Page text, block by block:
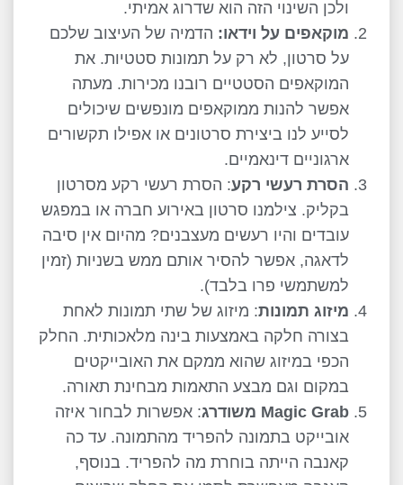
ולכן השינוי הזה הוא שדרוג אמיתי.
מוקאפים על וידאו: הדמיה של העיצוב שלכם
על סרטון, לא רק על תמונות סטטיות. את
המוקאפים הסטטיים רובנו מכירות. מעתה
אפשר להנות ממוקאפים מונפשים שיכולים
לסייע לנו ביצירת סרטונים או אפילו תקשורים
ארגוניים דינאמיים.
הסרת רעשי רקע: הסרת רעשי רקע מסרטון
בקליק. צילמנו סרטון באירוע חברה או במפגש
עובדים והיו רעשים מעצבנים? מהיום אין סיבה
לדאגה, אפשר להסיר אותם ממש בשניות (זמין
למשתמשי פרו בלבד).
מיזוג תמונות: מיזוג של שתי תמונות לאחת
בצורה חלקה באמצעות בינה מלאכותית. החלק
הכפי במיזוג שהוא ממקם את האובייקטים
במקום וגם מבצע התאמות מבחינת תאורה.
Magic Grab משודרג: אפשרות לבחור איזה
אובייקט בתמונה להפריד מהתמונה. עד כה
קאנבה הייתה בוחרת מה להפריד. בנוסף,